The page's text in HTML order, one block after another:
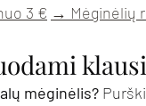
3 € → Mėginėlių
mėginėlis?